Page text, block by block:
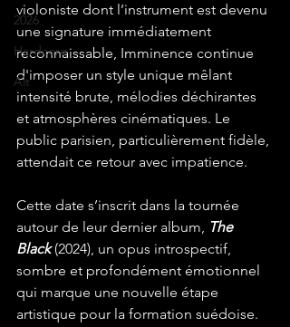
2026
Hardcore
Alt
violoniste dont l’instrument est devenu
une signature immédiatement
reconnaissable, Imminence continue
d'imposer un style unique mêlant
intensité brute, mélodies déchirantes
et atmosphères cinématiques. Le
public parisien, particulièrement fidèle,
attendait ce retour avec impatience.
Cette date s’inscrit dans la tournée
autour de leur dernier album, The
Black (2024), un opus introspectif,
sombre et profondément émotionnel
qui marque une nouvelle étape
artistique pour la formation suédoise.